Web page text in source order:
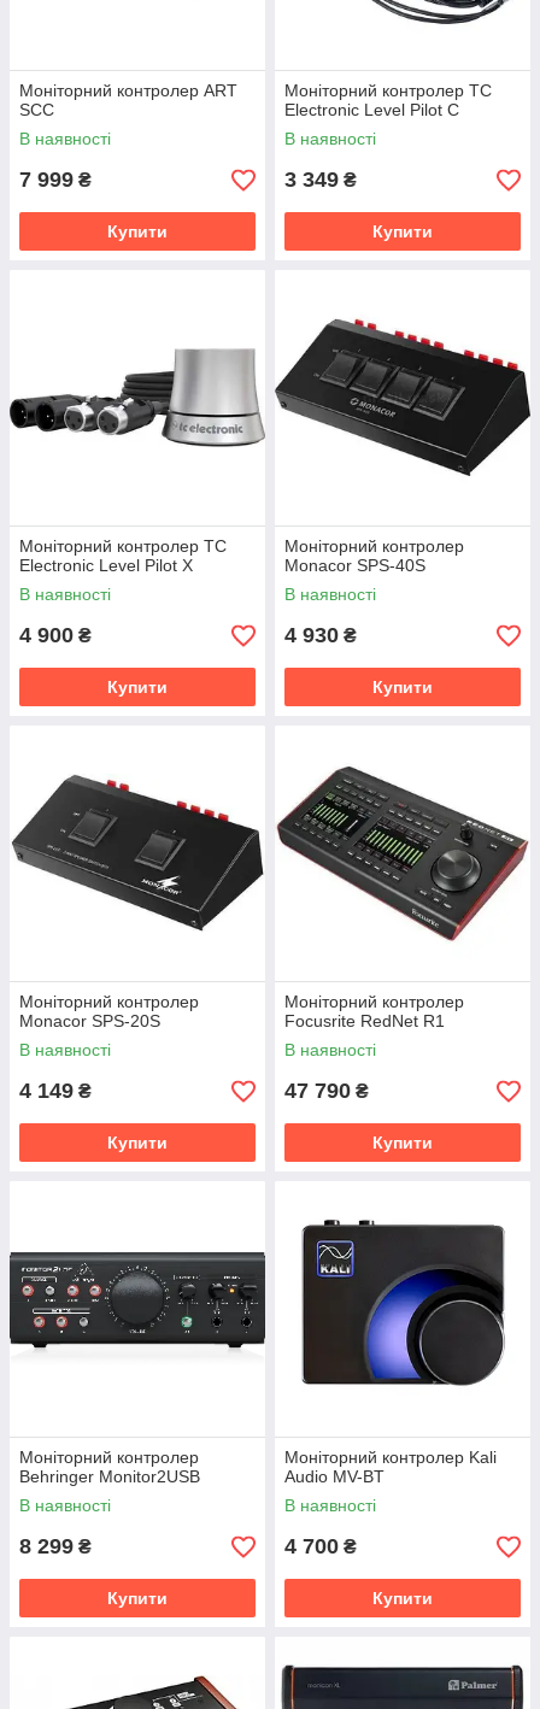
Моніторний контролер ART
SCC
В наявності
7 999 ₴
Купити
Моніторний контролер TC
Electronic Level Pilot C
В наявності
3 349 ₴
Купити
Моніторний контролер TC
Electronic Level Pilot X
В наявності
4 900 ₴
Купити
Моніторний контролер
Monacor SPS-40S
В наявності
4 930 ₴
Купити
Моніторний контролер
Monacor SPS-20S
В наявності
4 149 ₴
Купити
Моніторний контролер
Focusrite RedNet R1
В наявності
47 790 ₴
Купити
Моніторний контролер
Behringer Monitor2USB
В наявності
8 299 ₴
Купити
Моніторний контролер Kali
Audio MV-BT
В наявності
4 700 ₴
Купити